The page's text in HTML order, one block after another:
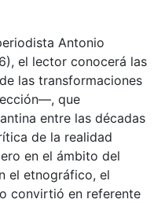
Antonio
el lector conocerá las
las transformaciones
que
entre las décadas
de la realidad
en el ámbito del
el etnográfico, el
convirtió en referente